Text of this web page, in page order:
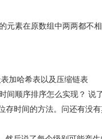
元素在原数组中两两都不
加哈希表以及压缩链表
间顺序排序怎么实现？ 说
存时间的方法。问还有没